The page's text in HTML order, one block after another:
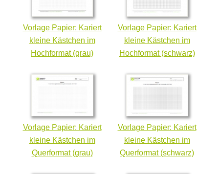
Vorlage Papier: Kariert
kleine Kästchen im
Hochformat (grau)
Vorlage Papier: Kariert
kleine Kästchen im
Hochformat (schwarz)
Vorlage Papier: Kariert
kleine Kästchen im
Querformat (grau)
Vorlage Papier: Kariert
kleine Kästchen im
Querformat (schwarz)